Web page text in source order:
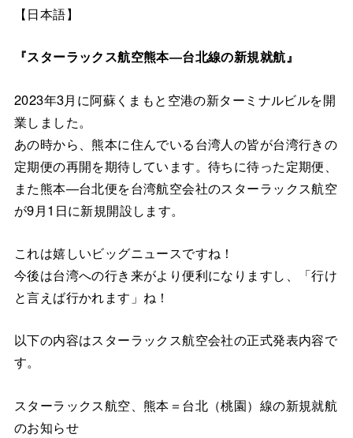
【日本語】
『スターラックス航空熊本―台北線の新規就航』
2023年3月に阿蘇くまもと空港の新ターミナルビルを開
業しました。
あの時から、熊本に住んでいる台湾人の皆が台湾行きの
定期便の再開を期待しています。待ちに待った定期便、
また熊本―台北便を台湾航空会社のスターラックス航空
が9月1日に新規開設します。
これは嬉しいビッグニュースですね！
今後は台湾への行き来がより便利になりますし、「行け
と言えば行かれます」ね！
以下の内容はスターラックス航空会社の正式発表内容で
す。
スターラックス航空、熊本＝台北（桃園）線の新規就航
のお知らせ